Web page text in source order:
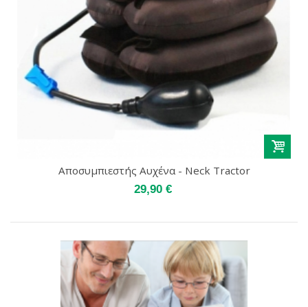
Αποσυμπιεστής Αυχένα - Neck Tractor
29,90 €